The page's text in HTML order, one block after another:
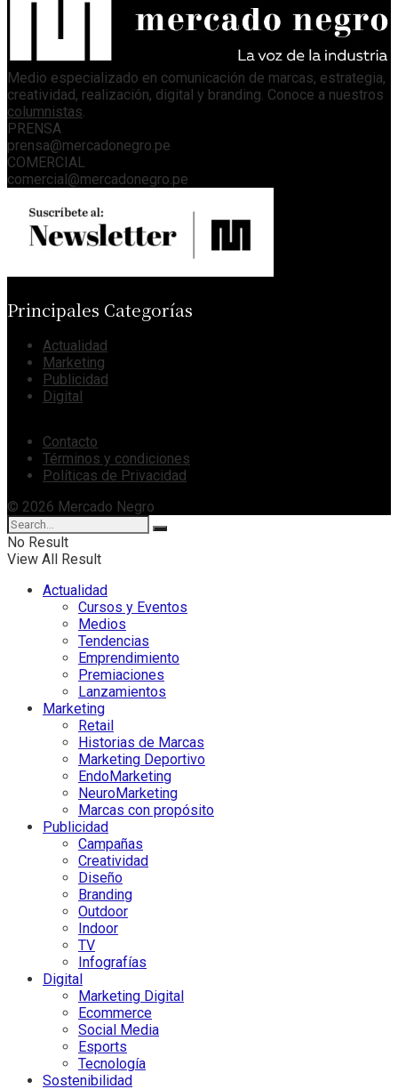
Medio especializado en comunicación de marcas, estrategia,
creatividad, realización, digital y branding. Conoce a nuestros
columnistas.
PRENSA
prensa@mercadonegro.pe
COMERCIAL
comercial@mercadonegro.pe
Principales Categorías
Actualidad
Marketing
Publicidad
Digital
Contacto
Términos y condiciones
Políticas de Privacidad
© 2026 Mercado Negro
No Result
View All Result
Actualidad
Cursos y Eventos
Medios
Tendencias
Emprendimiento
Premiaciones
Lanzamientos
Marketing
Retail
Historias de Marcas
Marketing Deportivo
EndoMarketing
NeuroMarketing
Marcas con propósito
Publicidad
Campañas
Creatividad
Diseño
Branding
Outdoor
Indoor
TV
Infografías
Digital
Marketing Digital
Ecommerce
Social Media
Esports
Tecnología
Sostenibilidad